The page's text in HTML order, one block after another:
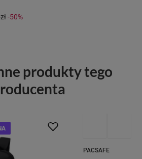
-50%
produkty tego
PACSAFE